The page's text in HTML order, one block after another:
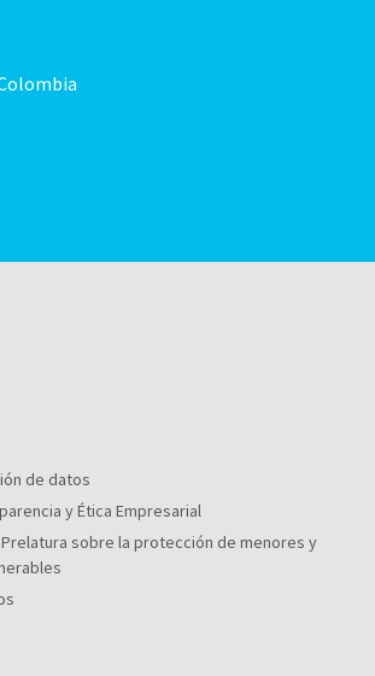
de datos
y Ética Empresarial
sobre la protección de menores y